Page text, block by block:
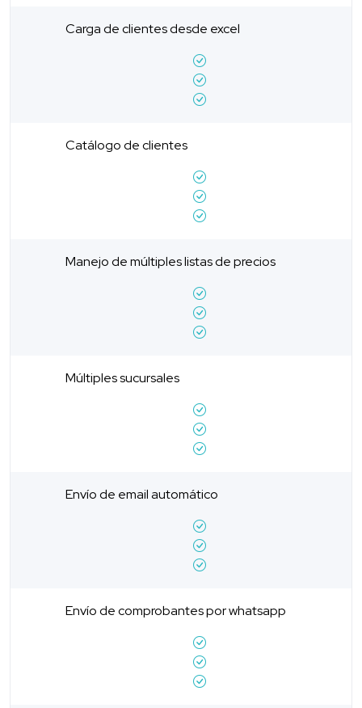
Carga de clientes desde excel
Catálogo de clientes
Manejo de múltiples listas de precios
Múltiples sucursales
Envío de email automático
Envío de comprobantes por whatsapp